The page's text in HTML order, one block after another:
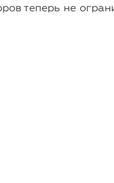
теперь не